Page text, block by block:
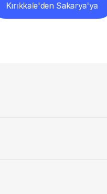
Kırıkkale'den Sakarya'ya